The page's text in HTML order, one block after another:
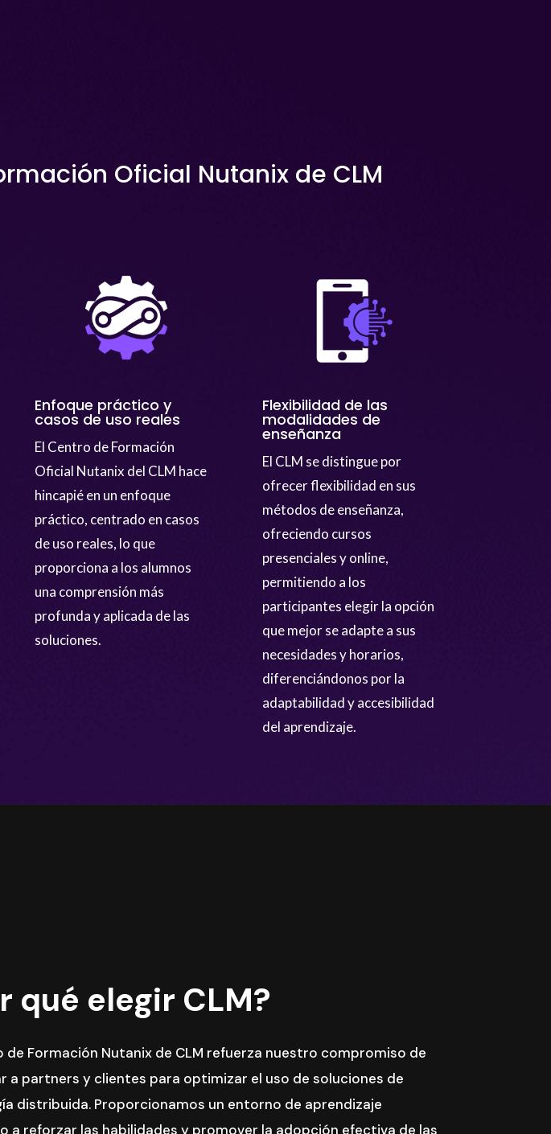
Oficial Nutanix de CLM
Enfoque práctico y
casos de uso reales
El Centro de Formación
Oficial Nutanix del CLM hace
hincapié en un enfoque
práctico, centrado en casos
de uso reales, lo que
proporciona a los alumnos
una comprensión más
profunda y aplicada de las
soluciones.
Flexibilidad de las
modalidades de
enseñanza
El CLM se distingue por
ofrecer flexibilidad en sus
métodos de enseñanza,
ofreciendo cursos
presenciales y online,
permitiendo a los
participantes elegir la opción
que mejor se adapte a sus
necesidades y horarios,
diferenciándonos por la
adaptabilidad y accesibilidad
del aprendizaje.
qué elegir CLM?
de Formación Nutanix de CLM refuerza nuestro compromiso de
a partners y clientes para optimizar el uso de soluciones de
distribuida. Proporcionamos un entorno de aprendizaje
a reforzar las habilidades y promover la adopción efectiva de las